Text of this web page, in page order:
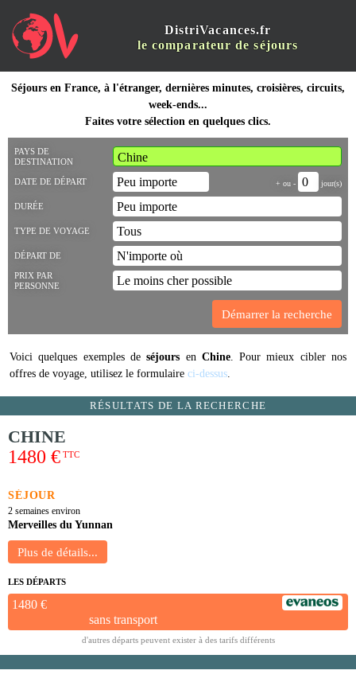
DistriVacances.fr
le comparateur de séjours
Séjours en France, à l'étranger, dernières minutes, croisières, circuits,
week-ends...
Faites votre sélection en quelques clics.
PAYS DE
DESTINATION
DATE DE DÉPART + ou - jour(s)
DURÉE
TYPE DE VOYAGE
DÉPART DE
PRIX PAR
PERSONNE
Voici quelques exemples deséjours en Chine. Pour mieux cibler nos
offres de voyage, utilisez le formulaire ci-dessus.
RÉSULTATS DE LA RECHERCHE
CHINE
1480 € TTC
SÉJOUR
2 semaines environ
Merveilles du Yunnan
LES DÉPARTS
1480 €
sans transport
d'autres départs peuvent exister à des tarifs différents